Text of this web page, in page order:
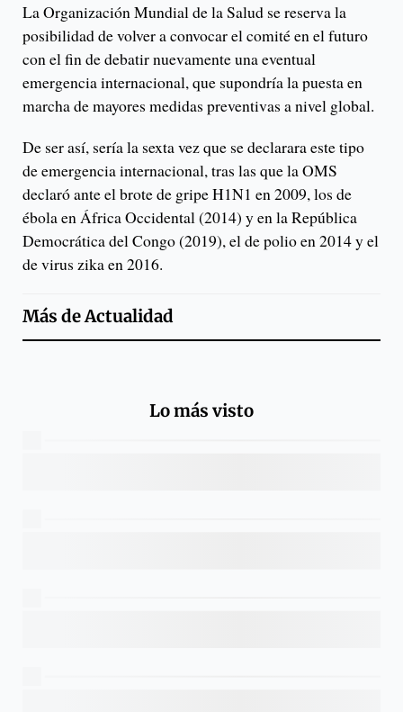
La Organización Mundial de la Salud se reserva la
posibilidad de volver a convocar el comité en el futuro
con el fin de debatir nuevamente una eventual
emergencia internacional, que supondría la puesta en
marcha de mayores medidas preventivas a nivel global.
De ser así, sería la sexta vez que se declarara este tipo
de emergencia internacional, tras las que la OMS
declaró ante el brote de gripe H1N1 en 2009, los de
ébola en África Occidental (2014) y en la República
Democrática del Congo (2019), el de polio en 2014 y el
de virus zika en 2016.
Más deActualidad
Lo más visto